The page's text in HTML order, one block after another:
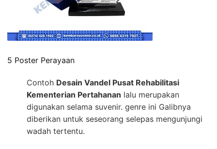
5 Poster Perayaan
Contoh Desain Vandel Pusat Rehabilitasi
Kementerian Pertahanan lalu merupakan
digunakan selama suvenir. genre ini Galibnya
diberikan untuk seseorang selepas mengunjungi
wadah tertentu.